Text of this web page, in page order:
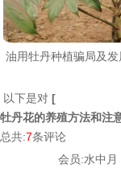
油用牡丹种植骗局及
以下是对 [
牡丹花的养殖方法和注
总共:7条评论
会员:水中月